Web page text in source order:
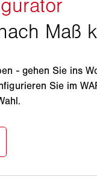
- gehen Sie ins
Sie im